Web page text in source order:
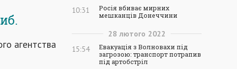
агентства
10:31
Росія вбиває мирних
мешканців Донеччини
28 лютого 2022
15:54
Евакуація з Волновахи під
загрозою: транспорт потрапив
під артобстріл